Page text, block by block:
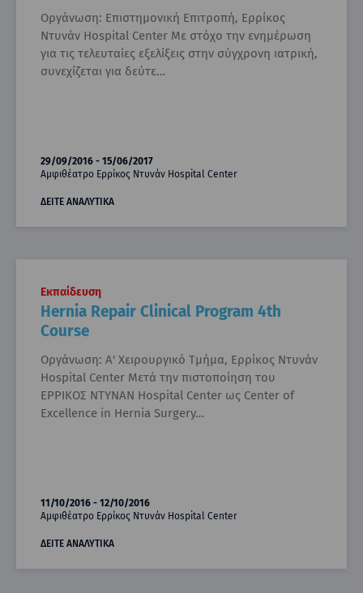
Οργάνωση: Επιστημονική Επιτροπή, Ερρίκος
Ντυνάν Hospital Center Με στόχο την ενημέρωση
για τις τελευταίες εξελίξεις στην σύγχρονη ιατρική,
συνεχίζεται για δεύτε…
29/09/2016 - 15/06/2017
Αμφιθέατρο Ερρίκος Ντυνάν Hospital Center
ΔΕΙΤΕ ΑΝΑΛΥΤΙΚΑ
Εκπαίδευση
Hernia Repair Clinical Program 4th
Course
Οργάνωση: Α' Χειρουργικό Τμήμα, Ερρίκος Ντυνάν
Hospital Center Μετά την πιστοποίηση του
ΕΡΡΙΚΟΣ ΝΤΥΝΑΝ Hospital Center ως Center of
Excellence in Hernia Surgery…
11/10/2016 - 12/10/2016
Αμφιθέατρο Ερρίκος Ντυνάν Hospital Center
ΔΕΙΤΕ ΑΝΑΛΥΤΙΚΑ